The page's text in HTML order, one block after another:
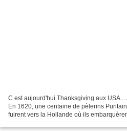
C est aujourd'hui Thanksgiving aux
En 1620, une centaine de pèlerins
fuirent vers la Hollande où ils